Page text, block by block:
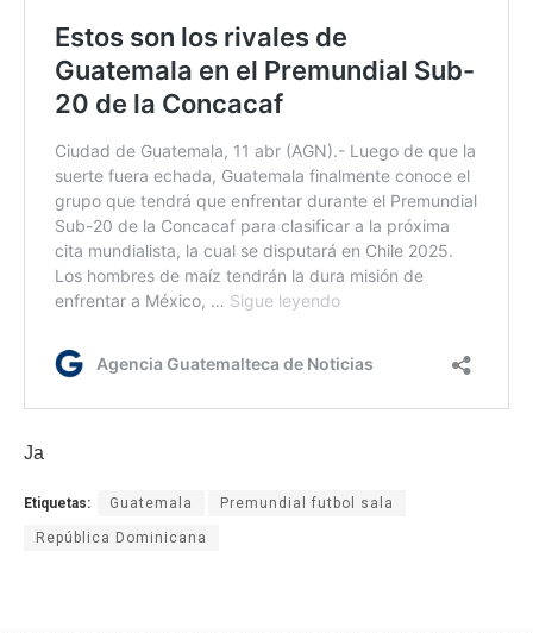
Ja
Etiquetas: Guatemala Premundial futbol sala
República Dominicana